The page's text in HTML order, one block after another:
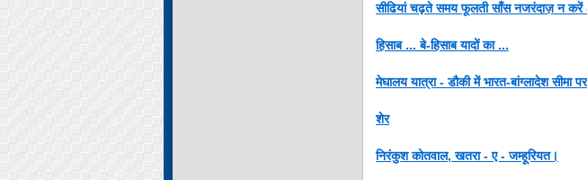
सीढियां चढ़ते समय फूलती साँस नजरंदाज़ न करें
हिसाब ... बे-हिसाब यादों का ...
मेघालय यात्रा - डौकी में भारत-बांग्लादेश सीमा
शेर
निरंकुश कोतवाल, खतरा - ए - जम्हूरियत।